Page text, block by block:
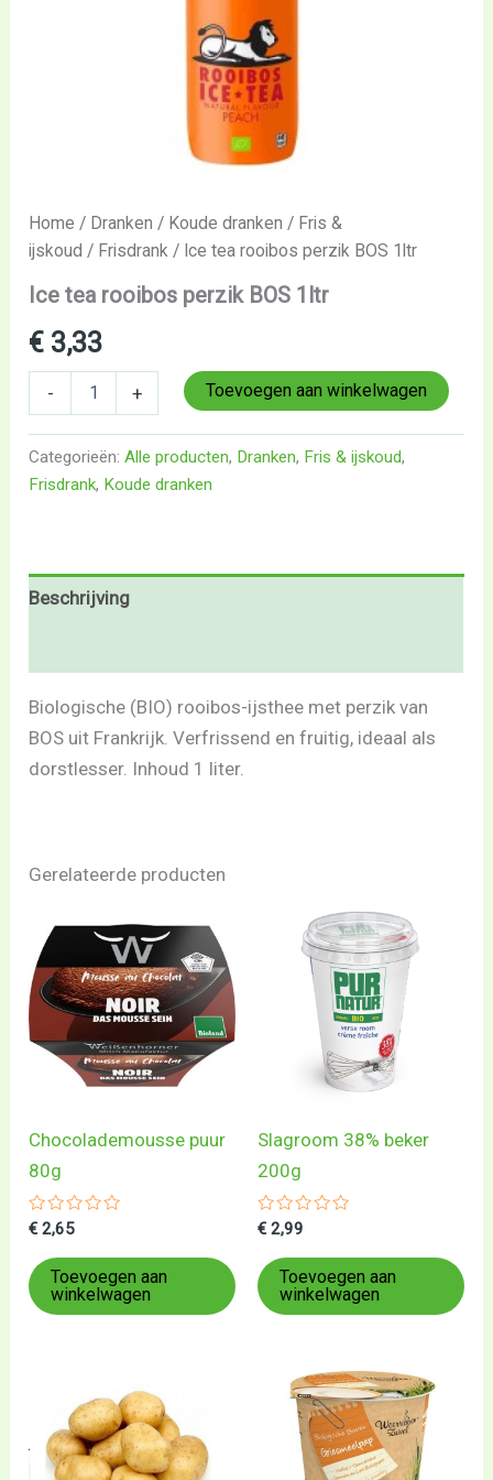
Home / Dranken / Koude dranken / Fris &
ijskoud / Frisdrank / Ice tea rooibos perzik BOS 1ltr
Ice tea rooibos perzik BOS 1ltr
€ 3,33
- + Toevoegen aan winkelwagen
Categorieën:Alle producten, Dranken, Fris & ijskoud,
Frisdrank, Koude dranken
Beschrijving
Biologische (BIO) rooibos-ijsthee met perzik van
BOS uit Frankrijk. Verfrissend en fruitig, ideaal als
dorstlesser. Inhoud 1 liter.
Gerelateerde producten
Chocolademousse puur
80g
Gewaardeerd
uit
5
€ 2,65
Toevoegen aan
winkelwagen
Slagroom 38% beker
200g
Gewaardeerd
uit
5
€ 2,99
Toevoegen aan
winkelwagen